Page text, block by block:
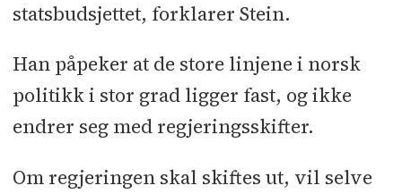
statsbudsjettet, forklarer Stein.
Han påpeker at de store linjene i norsk
politikk i stor grad ligger fast, og ikke
endrer seg med regjeringsskifter.
Om regjeringen skal skiftes ut, vil selve